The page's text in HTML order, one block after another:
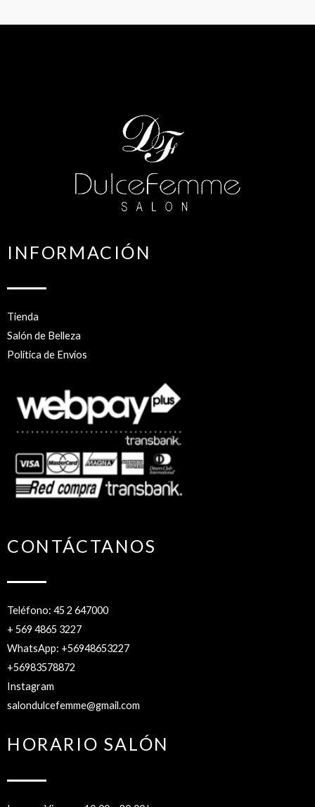
INFORMACIÓN
Tienda
Salón de Belleza
Política de Envíos
CONTÁCTANOS
Teléfono: 45 2 647000
+ 569 4865 3227
WhatsApp: +56948653227
+56983578872
Instagram
salondulcefemme@gmail.com
HORARIO SALÓN